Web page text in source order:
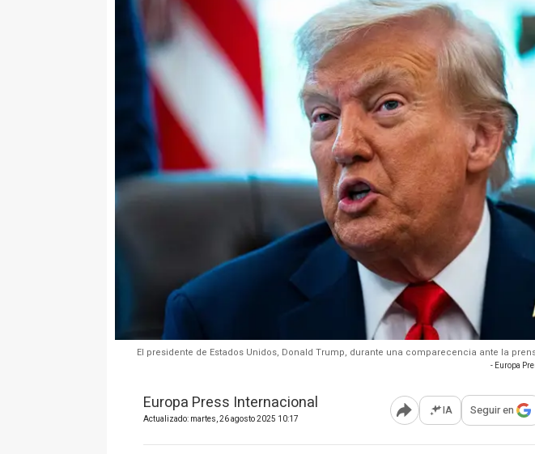
El presidente de Estados Unidos, Donald Trump, durante una comparecencia ante la
- Europa
Europa Press Internacional
Actualizado: martes, 26 agosto 2025 10:17 Abrir opciones para
IA Seguir en